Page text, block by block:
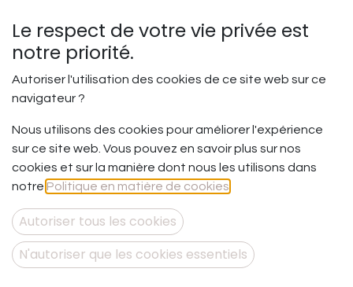
Suivre le fil - Double
Perceuses Mini
Suivre son chemin, suivre ses détours et ses contours
vers ce qu’on est vraiment !
Et si vous releviez le défi d’être soi au fil des jours pour
vous trouver, vous connaître profondément et vous
aimer totalement !
Le respect de votre vie privée est
notre priorité.
Autoriser l'utilisation des cookies de ce site web sur ce
navigateur ?
Nous utilisons des cookies pour améliorer l'expérience
sur ce site web. Vous pouvez en savoir plus sur nos
cookies et sur la manière dont nous les utilisons dans
notre Politique en matière de cookies
Autoriser tous les cookies
N'autoriser que les cookies essentiels